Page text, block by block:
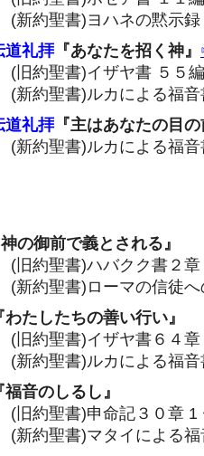
)ヨハネの黙示録 ２
道礼拝『あなたを招く神』
)イザヤ書 ５５編 6
)ルカによる福音書
道礼拝『主はあなたの目
)ルカによる福音書
神の御前で義とされる』
)ハバクク書２章 1
)ローマの信徒への
わたしたちの善い行い』
)イザヤ書６４章 5
)ルカによる福音書
福音のしるし』
)申命記３０章 1
)マタイによる福音